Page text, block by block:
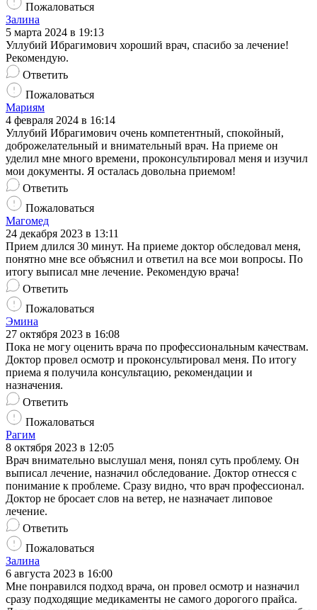
Пожаловаться
Залина
5 марта 2024 в 19:13
Уллубий Ибрагимович хороший врач, спасибо за лечение!
Рекомендую.
Ответить
Пожаловаться
Мариям
4 февраля 2024 в 16:14
Уллубий Ибрагимович очень компетентный, спокойный,
доброжелательный и внимательный врач. На приеме он
уделил мне много времени, проконсультировал меня и изучил
мои документы. Я осталась довольна приемом!
Ответить
Пожаловаться
Магомед
24 декабря 2023 в 13:11
Прием длился 30 минут. На приеме доктор обследовал меня,
понятно мне все объяснил и ответил на все мои вопросы. По
итогу выписал мне лечение. Рекомендую врача!
Ответить
Пожаловаться
Эмина
27 октября 2023 в 16:08
Пока не могу оценить врача по профессиональным качествам.
Доктор провел осмотр и проконсультировал меня. По итогу
приема я получила консультацию, рекомендации и
назначения.
Ответить
Пожаловаться
Рагим
8 октября 2023 в 12:05
Врач внимательно выслушал меня, понял суть проблему. Он
выписал лечение, назначил обследование. Доктор отнесся с
понимание к проблеме. Сразу видно, что врач профессионал.
Доктор не бросает слов на ветер, не назначает липовое
лечение.
Ответить
Пожаловаться
Залина
6 августа 2023 в 16:00
Мне понравился подход врача, он провел осмотр и назначил
сразу подходящие медикаменты не самого дорогого прайса.